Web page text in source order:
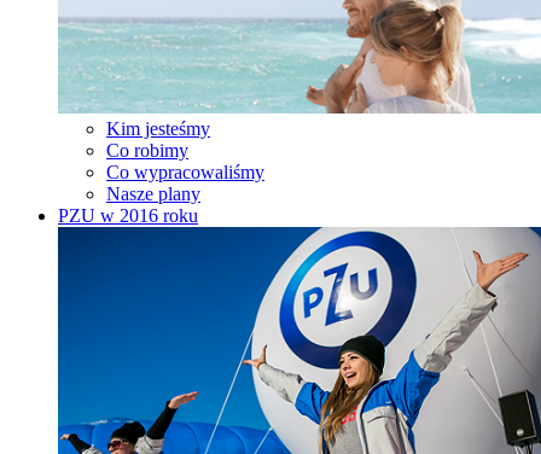
Kim jesteśmy
Co robimy
Co wypracowaliśmy
Nasze plany
PZU w 2016 roku